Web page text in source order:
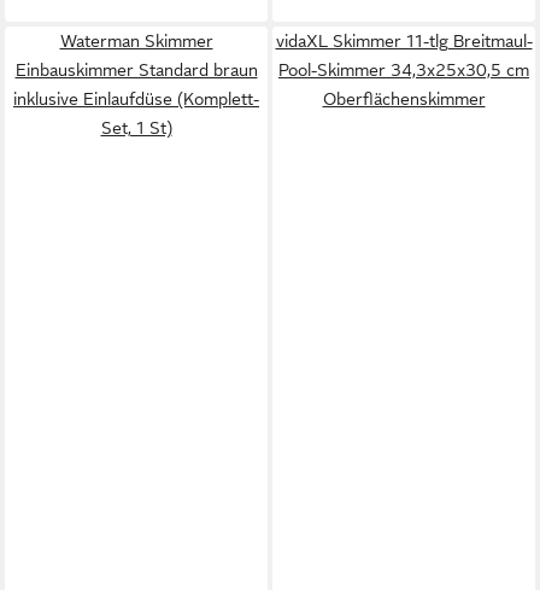
Waterman Skimmer
Einbauskimmer Standard braun
inklusive Einlaufdüse (Komplett-
Set, 1 St)
vidaXL Skimmer 11-tlg Breitmaul-
Pool-Skimmer 34,3x25x30,5 cm
Oberflächenskimmer